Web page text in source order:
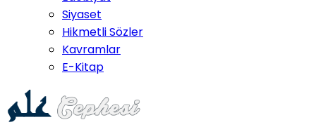
Siyaset
Hikmetli Sözler
Kavramlar
E-Kitap